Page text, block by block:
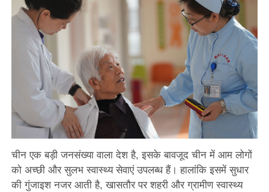
चीन एक बड़ी जनसंख्या वाला देश है, इसके बावजूद चीन में आम लोगों
को अच्छी और सुलभ स्वास्थ्य सेवाएं उपलब्ध हैं। हालांकि इसमें सुधार
की गुंजाइश नजर आती है, खासतौर पर शहरी और ग्रामीण स्वास्थ्य